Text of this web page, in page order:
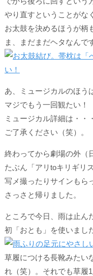
やり直すということがな
お太鼓を決めるほうが柄
ま、まだまだヘタなんで
あ、ミュージカルのほう
マジでもう一回観たい！
ミュージカル詳細は・・・
ご了承ください（笑）。
終わってから劇場の外（
たぶん「アリtoキリギリ
写メ撮ったりサインもら
さっさと帰りました。
ところで今日、雨は止ん
初「おとも」を使いまし
草履につける長靴みたい
れ（笑）。それでも草履